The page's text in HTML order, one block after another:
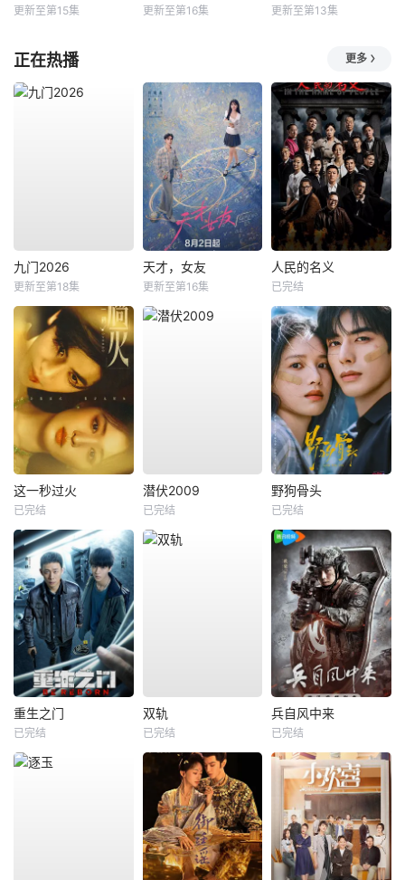
更新至第15集 更新至第16集 更新至第13集
正在热播 更多
九门2026
更新至第18集
天才，女友
更新至第16集
人民的名义
已完结
这一秒过火
已完结
潜伏2009
已完结
野狗骨头
已完结
重生之门
已完结
双轨
已完结
兵自风中来
已完结